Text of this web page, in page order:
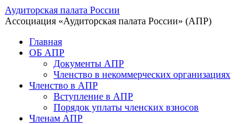
Аудиторская палата России
Ассоциация «Аудиторская палата России» (АПР)
Главная
ОБ АПР
Документы АПР
Членство в некоммерческих организациях
Членство в АПР
Вступление в АПР
Порядок уплаты членских взносов
Членам АПР